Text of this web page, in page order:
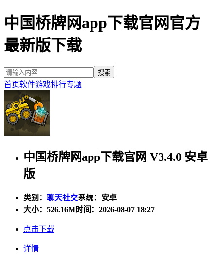
中国桥牌网app下载官网官方
最新版下载
首页软件游戏排行专题
中国桥牌网app下载官网 V3.4.0 安卓
版
类别： 聊天社交系统：安卓
大小： 526.16M时间：2026-08-07 18:27
点击下载
详情